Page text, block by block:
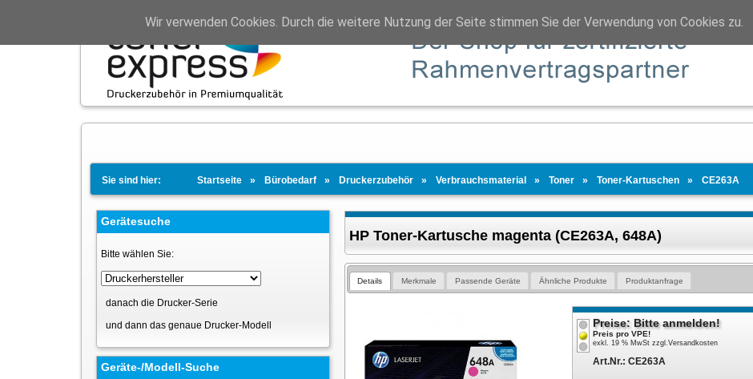
Sie sind hier: Startseite Bürobedarf Druckerzubehör Verbrauchsmaterial Toner Toner-Kartuschen CE263A
Gerätesuche
Bitte wählen Sie:
danach die Drucker-Serie
und dann das genaue Drucker-Modell
Geräte-/Modell-Suche
HP Toner-Kartusche magenta (CE263A, 648A)
Details Merkmale Passende Geräte Ähnliche Produkte Produktanfrage
Preise: Bitte anmelden!
Preis pro VPE!
exkl. 19 % MwSt zzgl.Versandkosten
Art.Nr.:CE263A
Wir verwenden Cookies. Durch die weitere Nutzung der Seite stimmen Sie der Verwendung von Cookies zu.